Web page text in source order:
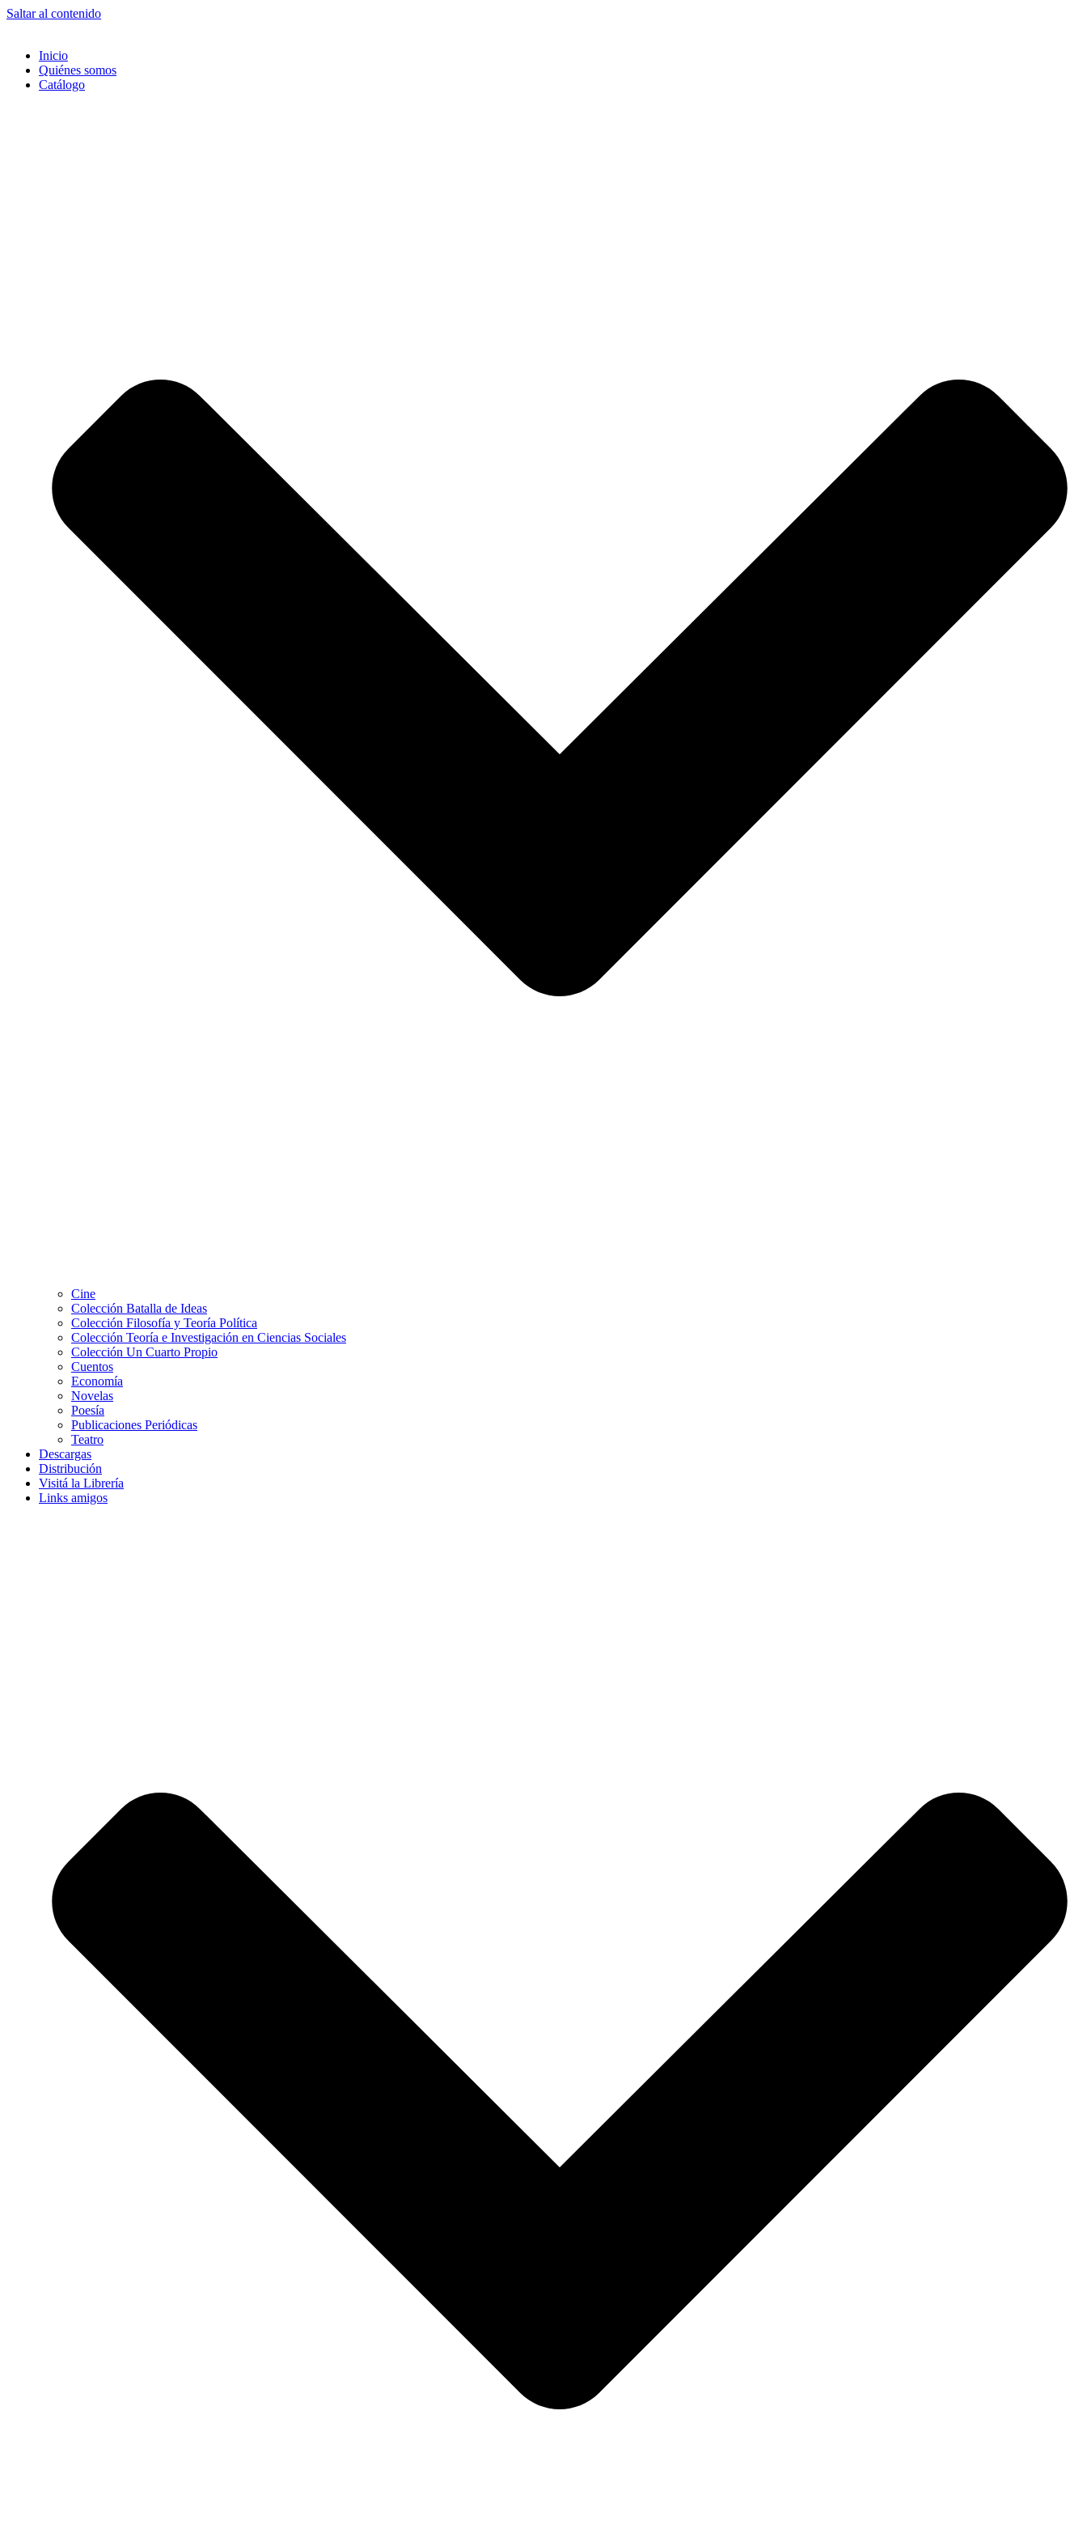
Saltar al contenido
Inicio
Quiénes somos
Catálogo
Cine
Colección Batalla de Ideas
Colección Filosofía y Teoría Política
Colección Teoría e Investigación en Ciencias Sociales
Colección Un Cuarto Propio
Cuentos
Economía
Novelas
Poesía
Publicaciones Periódicas
Teatro
Descargas
Distribución
Visitá la Librería
Links amigos